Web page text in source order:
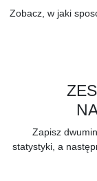
Zobacz, w jaki
Zapisz
statystyki, a